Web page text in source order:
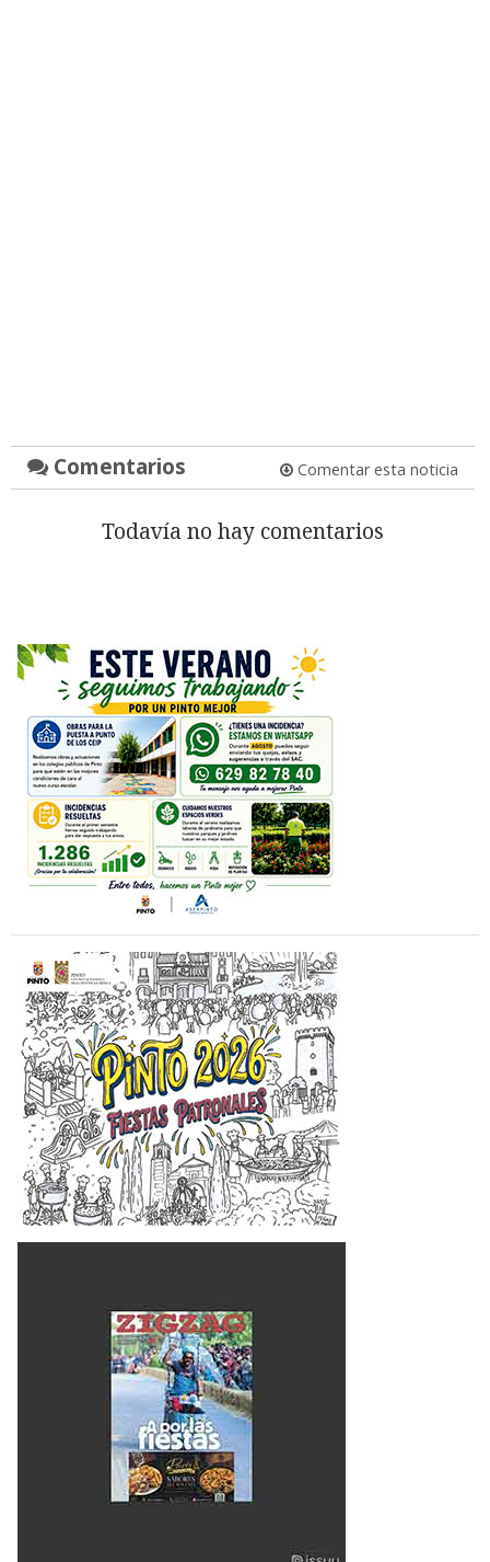
Comentarios Comentar esta noticia
Todavía no hay comentarios